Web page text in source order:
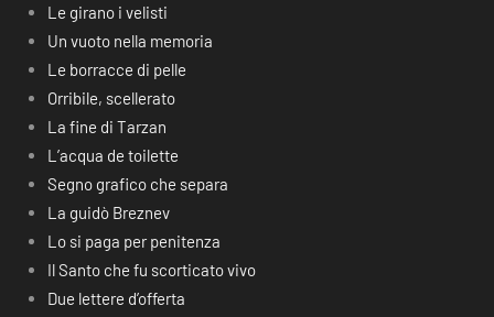
Le girano i velisti
Un vuoto nella memoria
Le borracce di pelle
Orribile, scellerato
La fine di Tarzan
L’acqua de toilette
Segno grafico che separa
La guidò Breznev
Lo si paga per penitenza
Il Santo che fu scorticato vivo
Due lettere d’offerta